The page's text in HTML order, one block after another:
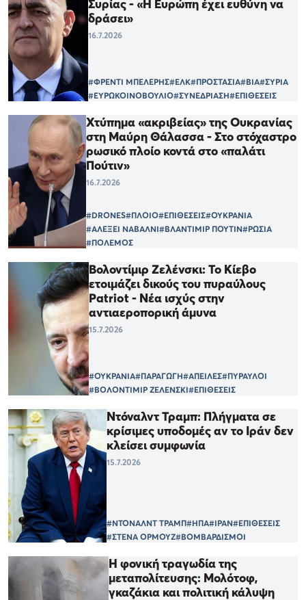
Συρίας - «Η Ευρώπη έχει ευθύνη να
δράσει»
16.7.2026
#ΦΡΕΝΤΙ ΜΠΕΛΕΡΗΣ#ΕΛΚ#ΠΡΟΣΤΑΣΙΑ#ΒΙΑ#ΣΥΡΙΑ
#ΕΥΡΩΚΟΙΝΟΒΟΥΛΙΟ#ΣΥΝΕΔΡΙΑΣΗ#ΕΠΙΘΕΣΕΙΣ
Χτύπημα «ακριβείας» της Ουκρανίας
στη Μαύρη Θάλασσα - Στο στόχαστρο
ρωσικό πλοίο κοντά στο «παλάτι
Πούτιν»
16.7.2026
#DRONES#ΠΛΟΙΟ#ΕΠΙΘΕΣΕΙΣ#ΟΥΚΡΑΝΙΑ
#ΑΛΕΞΕΙ ΝΑΒΑΛΝΙ#ΒΛΑΝΤΙΜΙΡ ΠΟΥΤΙΝ#ΡΩΣΙΑ
#ΠΟΛΕΜΟΣ
Βολοντίμιρ Ζελένσκι: Το Κίεβο
ετοιμάζει δικούς του πυραύλους
Patriot - Νέα ισχύς στην
αντιαεροπορική άμυνα
15.7.2026
#ΟΥΚΡΑΝΙΑ#ΠΑΡΑΓΩΓΗ#ΑΠΕΙΛΕΣ#ΠΥΡΑΥΛΟΙ
#ΒΟΛΟΝΤΙΜΙΡ ΖΕΛΕΝΣΚΙ#ΕΠΙΘΕΣΕΙΣ
Ντόναλντ Τραμπ: Πλήγματα σε
κρίσιμες υποδομές αν το Ιράν δεν
κλείσει συμφωνία
15.7.2026
#ΝΤΟΝΑΛΝΤ ΤΡΑΜΠ#ΗΠΑ#ΙΡΑΝ#ΕΠΙΘΕΣΕΙΣ
#ΣΤΕΝΑ ΟΡΜΟΥΖ#ΒΟΜΒΑΡΔΙΣΜΟΙ
Η φονική τραγωδία της
μεταπολίτευσης: Μολότοφ,
γκαζάκια και πολιτική κάλυψη